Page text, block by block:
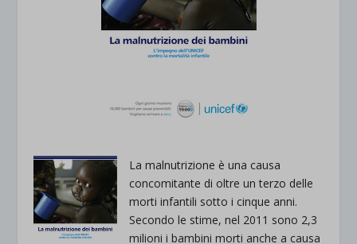
La malnutrizione è una causa
concomitante di oltre un terzo delle
morti infantili sotto i cinque anni.
Secondo le stime, nel 2011 sono 2,3
milioni i bambini morti anche a causa